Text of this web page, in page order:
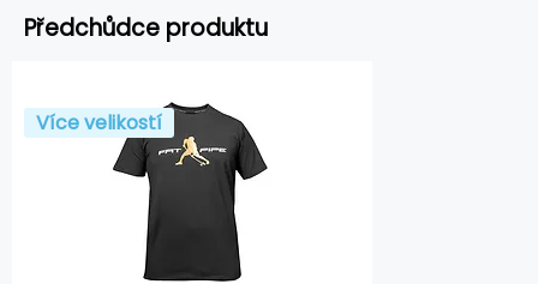
Předchůdce produktu
Více velikostí